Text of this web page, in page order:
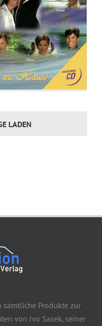
LADEN
Produkte zur
von Ivo Sasek, seiner